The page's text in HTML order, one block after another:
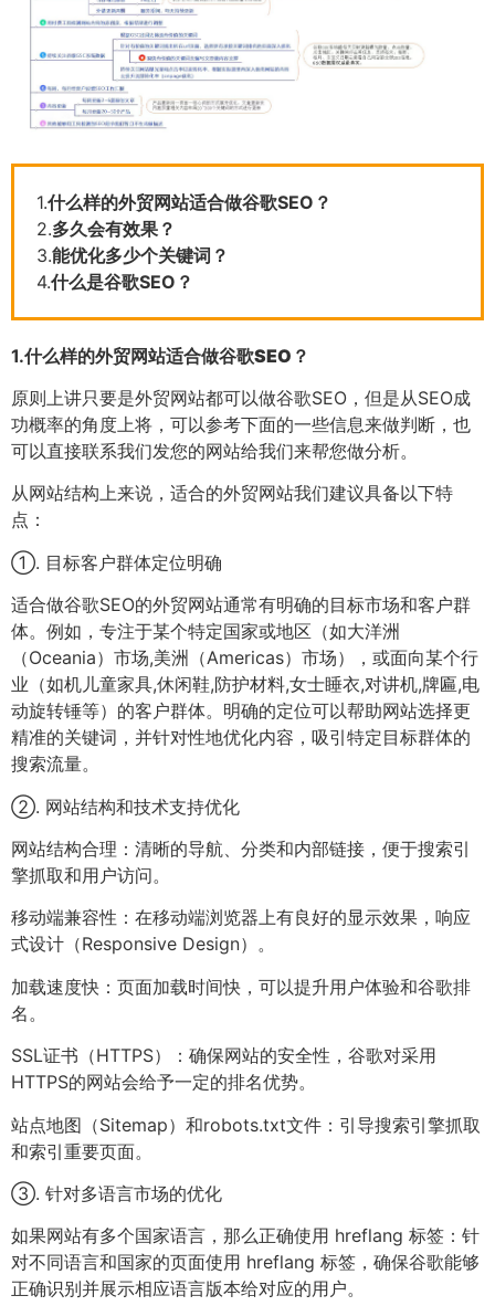
1.什么样的外贸网站适合做谷歌SEO？
2.多久会有效果？
3.能优化多少个关键词？
4.什么是谷歌SEO？
1.什么样的外贸网站适合做谷歌SEO？
原则上讲只要是外贸网站都可以做谷歌SEO，但是从SEO成
功概率的角度上将，可以参考下面的一些信息来做判断，也
可以直接联系我们发您的网站给我们来帮您做分析。
从网站结构上来说，适合的外贸网站我们建议具备以下特
点：
①. 目标客户群体定位明确
适合做谷歌SEO的外贸网站通常有明确的目标市场和客户群
体。例如，专注于某个特定国家或地区（如大洋洲
（Oceania）市场,美洲（Americas）市场），或面向某个行
业（如机儿童家具,休闲鞋,防护材料,女士睡衣,对讲机,牌匾,电
动旋转锤等）的客户群体。明确的定位可以帮助网站选择更
精准的关键词，并针对性地优化内容，吸引特定目标群体的
搜索流量。
②. 网站结构和技术支持优化
网站结构合理：清晰的导航、分类和内部链接，便于搜索引
擎抓取和用户访问。
移动端兼容性：在移动端浏览器上有良好的显示效果，响应
式设计（Responsive Design）。
加载速度快：页面加载时间快，可以提升用户体验和谷歌排
名。
SSL证书（HTTPS）：确保网站的安全性，谷歌对采用
HTTPS的网站会给予一定的排名优势。
站点地图（Sitemap）和robots.txt文件：引导搜索引擎抓取
和索引重要页面。
③. 针对多语言市场的优化
如果网站有多个国家语言，那么正确使用 hreflang 标签：针
对不同语言和国家的页面使用 hreflang 标签，确保谷歌能够
正确识别并展示相应语言版本给对应的用户。